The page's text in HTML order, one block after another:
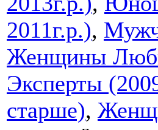
2011г.р.),
Женщины
Эксперты
старше),